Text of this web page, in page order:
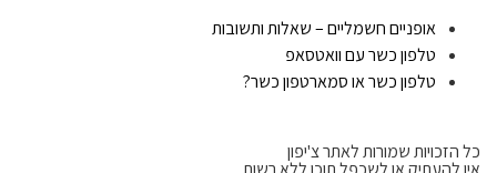
אופניים חשמליים – שאלות ותשובות
טלפון כשר עם וואטסאפ
טלפון כשר או סמארטפון כשר?
כל הזכויות שמורות לאתר צ'יפון